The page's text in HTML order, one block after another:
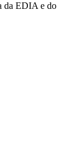
da EDIA e do